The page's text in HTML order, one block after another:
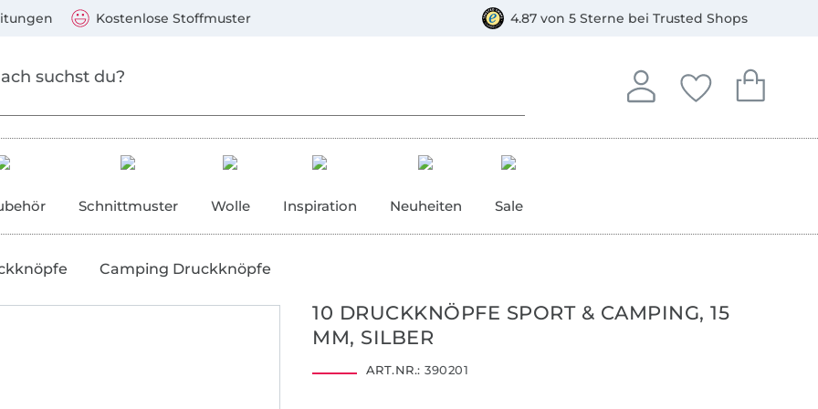
Kostenlose Stoffmuster 4.87 von 5 Sterne bei Trusted Shops
Anmelden
In deinem Konto
Deine
Du hast keine
Dein
Du hast
Schnittmuster Wolle Inspiration Neuheiten Sale
Camping Druckknöpfe
10 DRUCKKNÖPFE SPORT & CAMPING, 15
MM, SILBER
ART.NR.: 390201
Mastercard, PayPal, Giropay, Kauf auf Rechnung, Vorkasse